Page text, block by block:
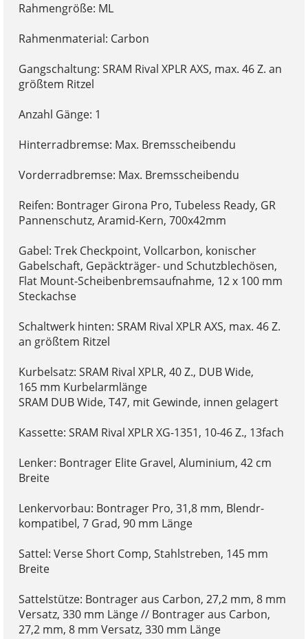
Rahmengröße: ML
Rahmenmaterial: Carbon
Gangschaltung: SRAM Rival XPLR AXS, max. 46 Z. an
größtem Ritzel
Anzahl Gänge: 1
Hinterradbremse: Max. Bremsscheibendu
Vorderradbremse: Max. Bremsscheibendu
Reifen: Bontrager Girona Pro, Tubeless Ready, GR
Pannenschutz, Aramid-Kern, 700x42mm
Gabel: Trek Checkpoint, Vollcarbon, konischer
Gabelschaft, Gepäckträger- und Schutzblechösen,
Flat Mount-Scheibenbremsaufnahme, 12 x 100 mm
Steckachse
Schaltwerk hinten: SRAM Rival XPLR AXS, max. 46 Z.
an größtem Ritzel
Kurbelsatz: SRAM Rival XPLR, 40 Z., DUB Wide,
165 mm Kurbelarmlänge
SRAM DUB Wide, T47, mit Gewinde, innen gelagert
Kassette: SRAM Rival XPLR XG-1351, 10-46 Z., 13fach
Lenker: Bontrager Elite Gravel, Aluminium, 42 cm
Breite
Lenkervorbau: Bontrager Pro, 31,8 mm, Blendr-
kompatibel, 7 Grad, 90 mm Länge
Sattel: Verse Short Comp, Stahlstreben, 145 mm
Breite
Sattelstütze: Bontrager aus Carbon, 27,2 mm, 8 mm
Versatz, 330 mm Länge // Bontrager aus Carbon,
27,2 mm, 8 mm Versatz, 330 mm Länge